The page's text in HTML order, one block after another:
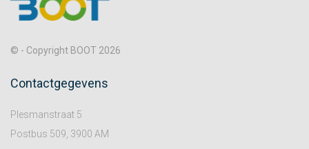
© - Copyright BOOT 2026
Contactgegevens
Plesmanstraat 5
Postbus 509, 3900 AM